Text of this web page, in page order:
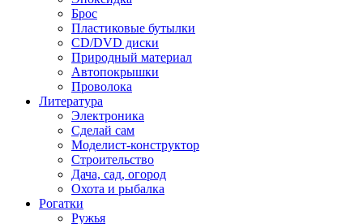
Брос
Пластиковые бутылки
CD/DVD диски
Природный материал
Автопокрышки
Проволока
Литература
Электроника
Сделай сам
Моделист-конструктор
Строительство
Дача, сад, огород
Охота и рыбалка
Рогатки
Ружья